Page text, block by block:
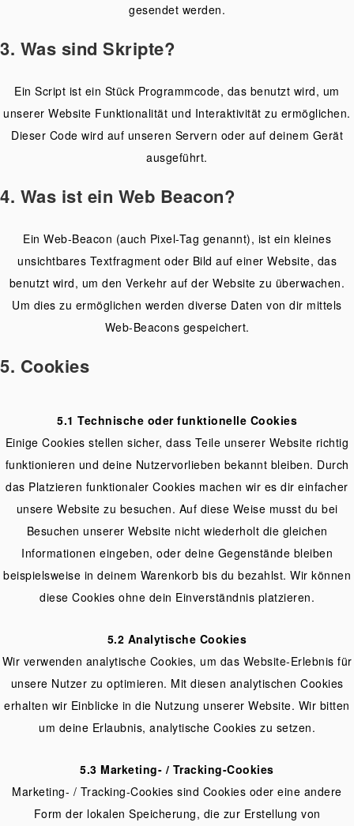
gesendet werden.
3. Was sind Skripte?
Ein Script ist ein Stück Programmcode, das benutzt wird, um
unserer Website Funktionalität und Interaktivität zu ermöglichen.
Dieser Code wird auf unseren Servern oder auf deinem Gerät
ausgeführt.
4. Was ist ein Web Beacon?
Ein Web-Beacon (auch Pixel-Tag genannt), ist ein kleines
unsichtbares Textfragment oder Bild auf einer Website, das
benutzt wird, um den Verkehr auf der Website zu überwachen.
Um dies zu ermöglichen werden diverse Daten von dir mittels
Web-Beacons gespeichert.
5. Cookies
5.1 Technische oder funktionelle Cookies
Einige Cookies stellen sicher, dass Teile unserer Website richtig
funktionieren und deine Nutzervorlieben bekannt bleiben. Durch
das Platzieren funktionaler Cookies machen wir es dir einfacher
unsere Website zu besuchen. Auf diese Weise musst du bei
Besuchen unserer Website nicht wiederholt die gleichen
Informationen eingeben, oder deine Gegenstände bleiben
beispielsweise in deinem Warenkorb bis du bezahlst. Wir können
diese Cookies ohne dein Einverständnis platzieren.
5.2 Analytische Cookies
Wir verwenden analytische Cookies, um das Website-Erlebnis für
unsere Nutzer zu optimieren. Mit diesen analytischen Cookies
erhalten wir Einblicke in die Nutzung unserer Website. Wir bitten
um deine Erlaubnis, analytische Cookies zu setzen.
5.3 Marketing- / Tracking-Cookies
Marketing- / Tracking-Cookies sind Cookies oder eine andere
Form der lokalen Speicherung, die zur Erstellung von